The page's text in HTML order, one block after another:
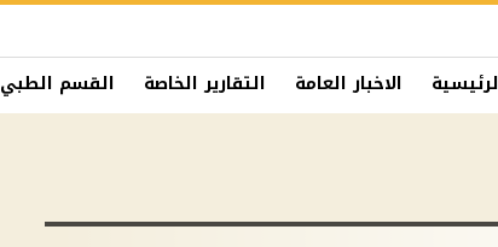
الاخبار العامة التقارير الخاصة القسم الطبي